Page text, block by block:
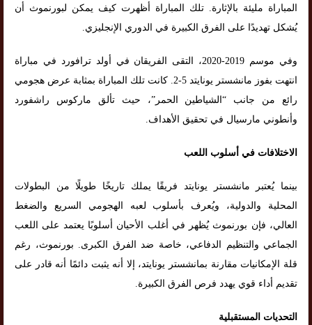
المباراة مليئة بالإثارة. تلك المباراة أظهرت كيف يمكن لبورنموث أن
يُشكل تهديدًا على الفرق الكبيرة في الدوري الإنجليزي.
وفي موسم 2019-2020، التقى الفريقان في أولد ترافورد في مباراة
انتهت بفوز مانشستر يونايتد 5-2. كانت تلك المباراة بمثابة عرض هجومي
رائع من جانب “الشياطين الحمر”، حيث تألق ماركوس راشفورد
وأنطوني مارسيال في تحقيق الأهداف.
الاختلافات في أسلوب اللعب
بينما يُعتبر مانشستر يونايتد فريقًا يملك تاريخًا طويلًا من البطولات
المحلية والدولية، ويُعرف بأسلوب لعبه الهجومي السريع والضغط
العالي، فإن بورنموث يُظهر في أغلب الأحيان أسلوبًا يعتمد على اللعب
الجماعي والتنظيم الدفاعي، خاصة ضد الفرق الكبرى. بورنموث، رغم
قلة الإمكانيات مقارنة بمانشستر يونايتد، إلا أنه يثبت دائمًا أنه قادر على
تقديم أداء قوي يهدد فرص الفرق الكبيرة.
التحديات المستقبلية